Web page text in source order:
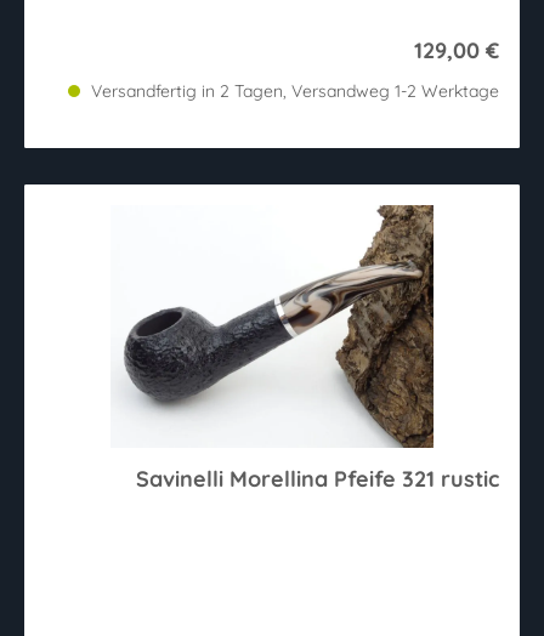
129,00 €
Versandfertig in 2 Tagen, Versandweg 1-2 Werktage
Savinelli Morellina Pfeife 321 rustic